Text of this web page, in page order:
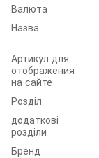
Валюта
Назва
Артикул для
отображения
на сайте
Розділ
додаткові
розділи
Бренд